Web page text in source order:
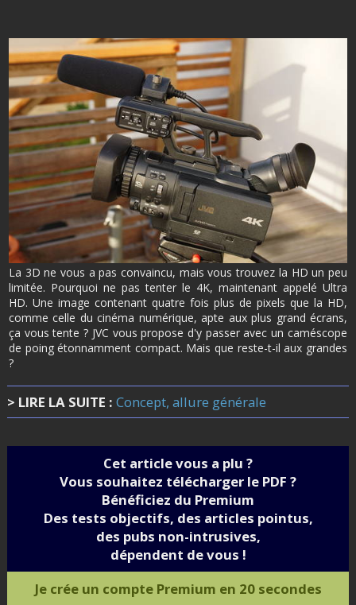
La 3D ne vous a pas convaincu, mais vous trouvez la HD un peu
limitée. Pourquoi ne pas tenter le 4K, maintenant appelé Ultra
HD. Une image contenant quatre fois plus de pixels que la HD,
comme celle du cinéma numérique, apte aux plus grand écrans,
ça vous tente ? JVC vous propose d'y passer avec un caméscope
de poing étonnamment compact. Mais que reste-t-il aux grandes
?
> LIRE LA SUITE : Concept, allure générale
Cet article vous a plu ?
Vous souhaitez télécharger le PDF ?
Bénéficiez du Premium
Des tests objectifs, des articles pointus,
des pubs non-intrusives,
dépendent de vous !
Je crée un compte Premium en 20 secondes